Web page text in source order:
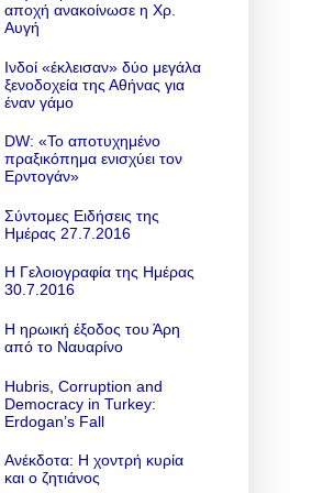
αποχή ανακοίνωσε η Χρ.
Αυγή
Ινδοί «έκλεισαν» δύο μεγάλα
ξενοδοχεία της Αθήνας για
έναν γάμο
DW: «To αποτυχημένο
πραξικόπημα ενισχύει τον
Ερντογάν»
Σύντομες Ειδήσεις της
Ημέρας 27.7.2016
Η Γελοιογραφία της Ημέρας
30.7.2016
Η ηρωική έξοδος του Άρη
από το Ναυαρίνο
Hubris, Corruption and
Democracy in Turkey:
Erdogan’s Fall
Ανέκδοτα: Η χοντρή κυρία
και ο ζητιάνος